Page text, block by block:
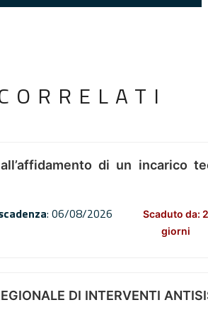
di un incarico
: 06/08/2026
Scaduto da: 2
giorni
DI INTERVENTI